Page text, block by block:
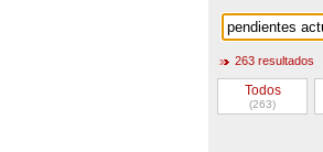
263 resultados
Todos
(263)